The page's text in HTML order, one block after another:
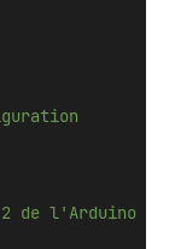
l'Arduino Uno